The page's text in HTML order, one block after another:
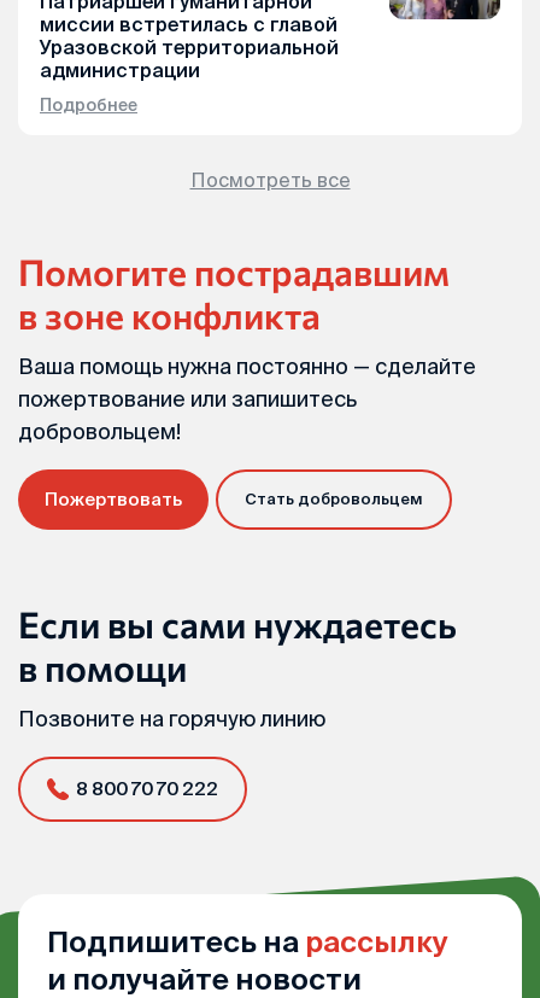
миссии встретилась с главой
Уразовской территориальной
администрации
Подробнее
Посмотреть все
Помогите пострадавшим
в зоне конфликта
Ваша помощь нужна постоянно — сделайте
пожертвование или запишитесь
добровольцем!
Пожертвовать Стать добровольцем
Если вы сами нуждаетесь
в помощи
Позвоните на горячую линию
8 800 70 70 222
Подпишитесь на рассылку
и получайте новости